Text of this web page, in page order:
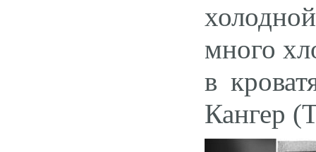
много
в
Кангер